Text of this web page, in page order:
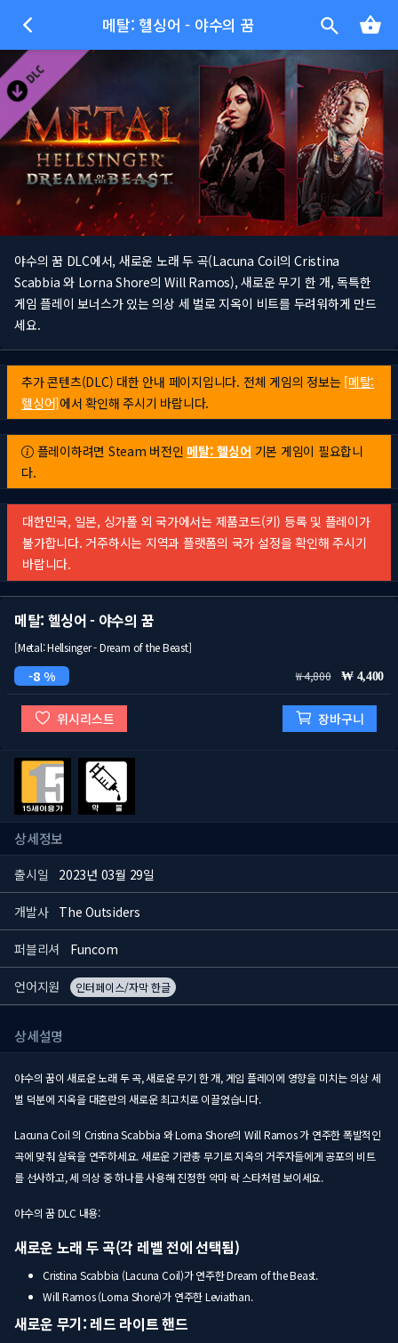
메탈: 헬싱어 - 야수의 꿈
야수의 꿈 DLC에서, 새로운 노래 두 곡(Lacuna Coil의 Cristina
Scabbia 와 Lorna Shore의 Will Ramos), 새로운 무기 한 개, 독특한
게임 플레이 보너스가 있는 의상 세 벌로 지옥이 비트를 두려워하게 만드
세요.
추가 콘텐츠(DLC) 대한 안내 페이지입니다. 전체 게임의 정보는 [메탈:
헬싱어]에서 확인해 주시기 바랍니다.
플레이하려면 Steam 버전인 메탈: 헬싱어 기본 게임이 필요합니
다.
대한민국, 일본, 싱가폴 외 국가에서는 제품코드(키) 등록 및 플레이가
불가합니다. 거주하시는 지역과 플랫폼의 국가 설정을 확인해 주시기
바랍니다.
메탈: 헬싱어 - 야수의 꿈
[Metal: Hellsinger - Dream of the Beast]
8 % 4,800 4,400
위시리스트 장바구니
상세정보
출시일 2023년 03월 29일
개발사 The Outsiders
퍼블리셔 Funcom
언어지원 인터페이스/자막 한글
상세설명
야수의 꿈이 새로운 노래 두 곡, 새로운 무기 한 개, 게임 플레이에 영향을 미치는 의상 세
벌 덕분에 지옥을 대혼란의 새로운 최고치로 이끌었습니다.
Lacuna Coil 의 Cristina Scabbia 와 Lorna Shore의 Will Ramos 가 연주한 폭발적인
곡에 맞춰 살육을 연주하세요. 새로운 기관총 무기로 지옥의 거주자들에게 공포의 비트
를 선사하고, 세 의상 중 하나를 사용해 진정한 악마 락 스타처럼 보이세요.
야수의 꿈 DLC 내용:
새로운 노래 두 곡(각 레벨 전에 선택됨)
Cristina Scabbia (Lacuna Coil)가 연주한 Dream of the Beast.
Will Ramos (Lorna Shore)가 연주한 Leviathan.
새로운 무기: 레드 라이트 핸드